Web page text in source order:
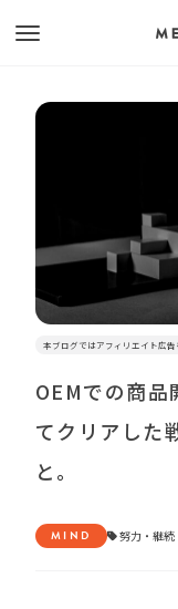
本ブログではアフィリエイト広告
OEMでの商
てクリアした
と。
MIND 努力・ 継続